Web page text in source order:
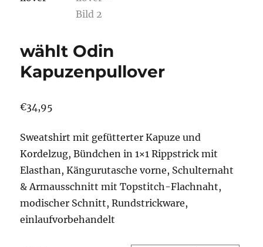
wählt Odin
Kapuzenpullover
€34,95
Sweatshirt mit gefütterter Kapuze und
Kordelzug, Bündchen in 1×1 Rippstrick mit
Elasthan, Kängurutasche vorne, Schulternaht
& Armausschnitt mit Topstitch-Flachnaht,
modischer Schnitt, Rundstrickware,
einlaufvorbehandelt